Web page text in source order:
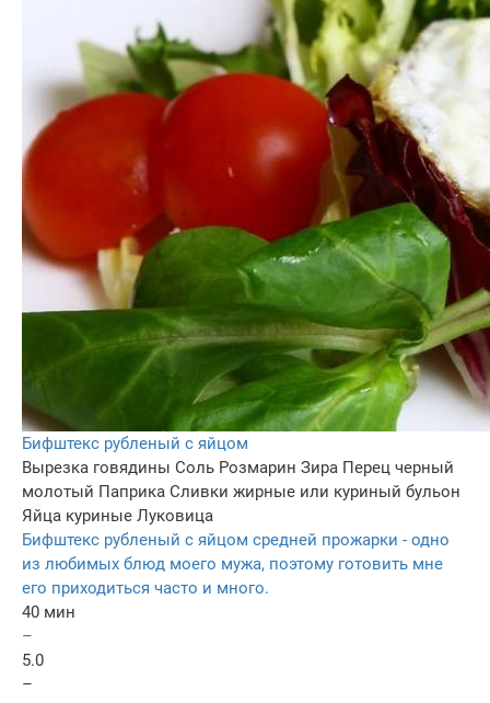
Бифштекс рубленый с яйцом
Вырезка говядины Соль Розмарин Зира Перец черный
молотый Паприка Сливки жирные или куриный бульон
Яйца куриные Луковица
Бифштекс рубленый с яйцом средней прожарки - одно
из любимых блюд моего мужа, поэтому готовить мне
его приходиться часто и много.
40 мин
–
5.0
–